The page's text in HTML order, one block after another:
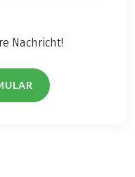
Nachricht!